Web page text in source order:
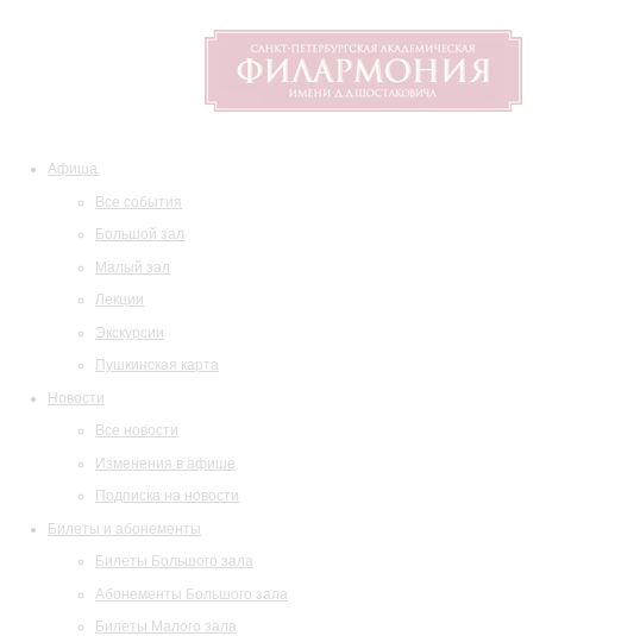
Афиша
Все события
Большой зал
Малый зал
Лекции
Экскурсии
Пушкинская карта
Новости
Все новости
Изменения в афише
Подписка на новости
Билеты и абонементы
Билеты Большого зала
Абонементы Большого зала
Билеты Малого зала